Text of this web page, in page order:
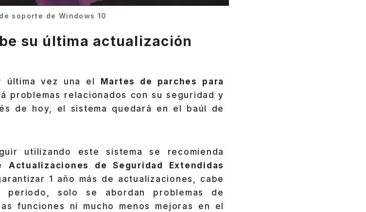
soporte de Windows 10
su última actualización
última vez una el Martes de parches para
problemas relacionados con su seguridad y
de hoy, el sistema quedará en el baúl de
utilizando este sistema se recomienda
Actualizaciones de Seguridad Extendidas
1 año más de actualizaciones, cabe
periodo, solo se abordan problemas de
funciones ni mucho menos mejoras en el